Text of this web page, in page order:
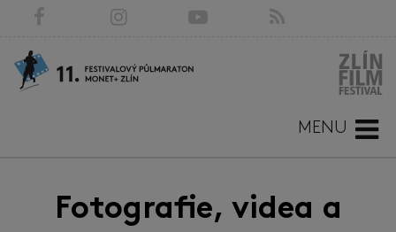
MENU
Fotografie, videa a